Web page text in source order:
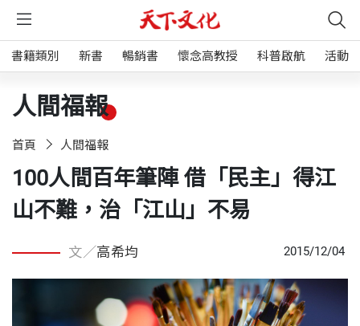
書籍類別 新書 暢銷書 懷念高教授 科普啟航 活動
人間福報
首頁 人間福報
100人間百年筆陣 借「民主」得江
山不難，治「江山」不易
文／高希均 2015/12/04